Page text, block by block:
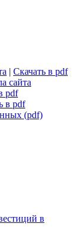
| Скачать в pdf
сайта
pdf
в pdf
(pdf)
в